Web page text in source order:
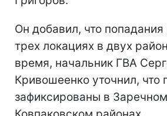
Он добавил, что
трех локациях в двух
время, начальник ГВА
Кривошеенко уточнил, что
зафиксированы в